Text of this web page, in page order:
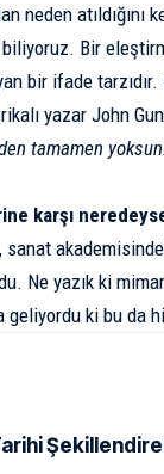
neden
biliyoruz. Bir
bir ifade
yazarJohn
tamamen
karşı
Ne yazık ki
geliyordu ki bu da